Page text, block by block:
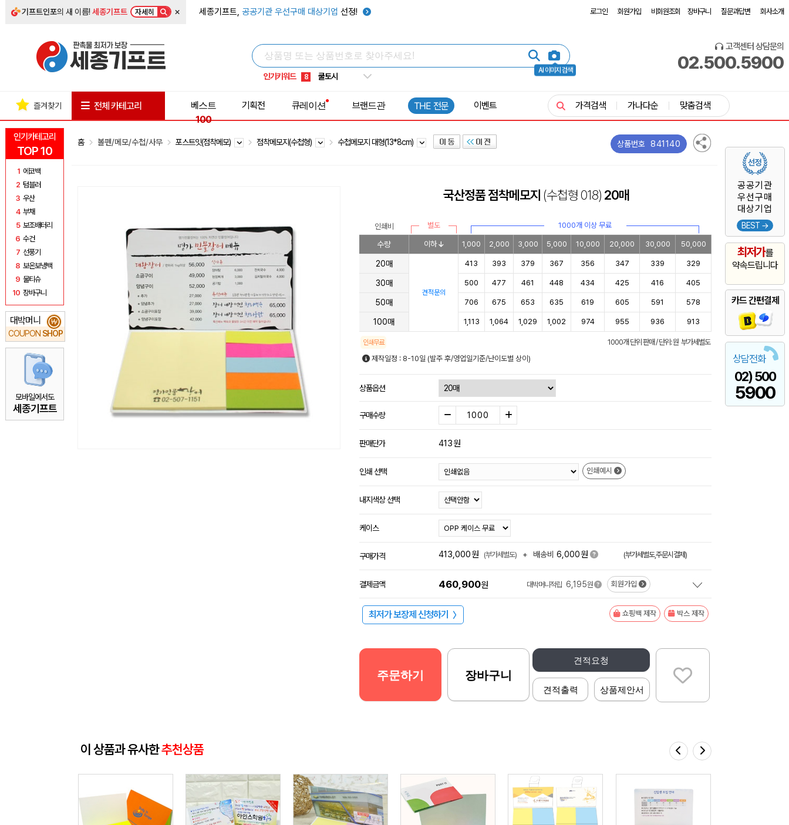
기프트인포의 새 이름!세종기프트 자세히 × 세종기프트, 공공기관 우선구매 대상기업 선정! 로그인 회원가입 비회원조회 장바구니 질문과답변 회사소개
AI 이미지 검색
인기키워드
5 키캡
8 쿨토시
9 넥쿨러
1 선풍기
고객센터 상담문의
02.500.5900
인기카테고리
TOP 10
1 에코백
2 텀블러
3 우산
4 부채
5 보조배터리
6 수건
7 선풍기
8 보온보냉백
9 물티슈
10 장바구니
대박머니
COUPON SHOP
₩
모바일에서도
세종기프트
공공기관
우선구매
대상기업
BEST →
최저가를
약속드립니다
카드 간편결제
상담전화
02) 500
5900
즐겨찾기 전체 카테고리
베스트
100
기획전 큐레이션 브랜드관 THE 전문 이벤트 가격검색 가나다순 맞춤검색
홈 볼펜/메모/수첩/사무 포스트잇(점착메모) 점착메모지(수첩형) 수첩메모지 대형(13*8cm) 상품번호 841140
국산정품 점착메모지 (수첩형 018) 20매
인쇄비 별도 1000개 이상 무료
수량 이하 1,000 2,000 3,000 5,000 10,000 20,000 30,000 50,000
20매
견적문의
413 393 379 367 356 347 339 329
30매 500 477 461 448 434 425 416 405
50매 706 675 653 635 619 605 591 578
100매 1,113 1,064 1,029 1,002 974 955 936 913
인쇄무료
1000개 단위 판매 / 단위: 원 부가세별도
제작일정 : 8-10일 (발주 후/영업일기준/난이도별 상이)
상품옵션
구매수량
판매단가 413원
인쇄 선택 인쇄예시
내지색상 선택
케이스
구매가격 413,000원 (부가세별도) + 배송비 6,000원 (부가세별도,주문시결제)
결제금액 460,900원 대박머니적립 6,195원 회원가입
최저가 보장제 신청하기 〉 쇼핑백 제작 박스 제작
견적요청
견적출력 상품제안서
주문하기 장바구니
이 상품과 유사한추천상품